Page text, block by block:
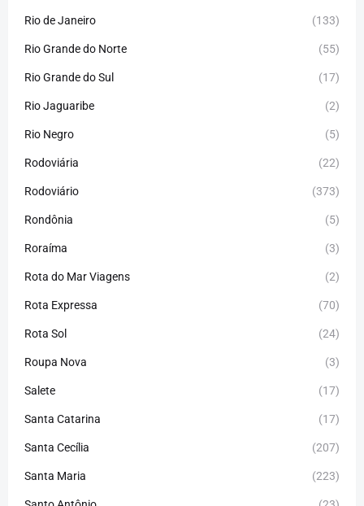
Rio de Janeiro (133)
Rio Grande do Norte (55)
Rio Grande do Sul (17)
Rio Jaguaribe (2)
Rio Negro (5)
Rodoviária (22)
Rodoviário (373)
Rondônia (5)
Roraíma (3)
Rota do Mar Viagens (2)
Rota Expressa (70)
Rota Sol (24)
Roupa Nova (3)
Salete (17)
Santa Catarina (17)
Santa Cecília (207)
Santa Maria (223)